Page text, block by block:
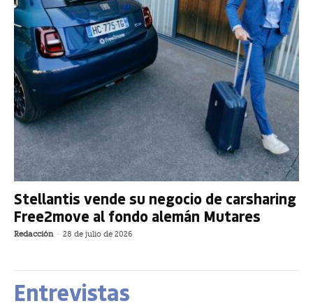
Stellantis vende su negocio de carsharing
Free2move al fondo alemán Mutares
Redacción - 28 de julio de 2026
Entrevistas